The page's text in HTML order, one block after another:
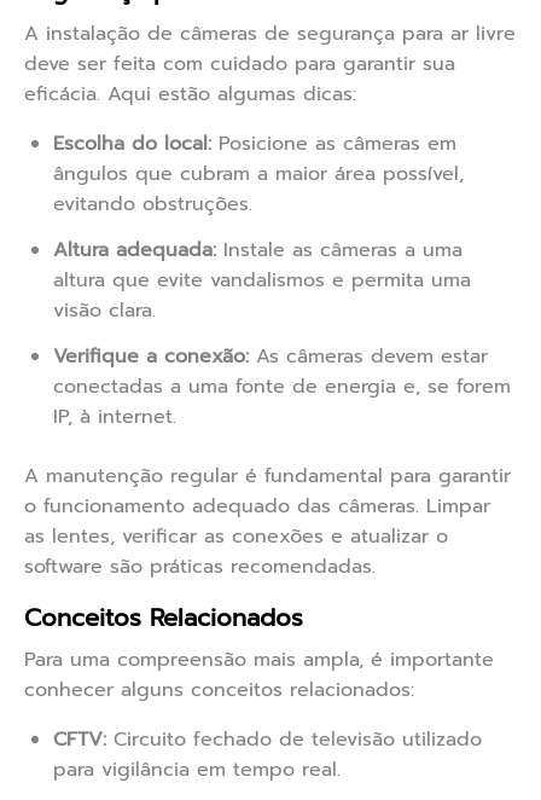
A instalação de câmeras de segurança para ar livre
deve ser feita com cuidado para garantir sua
eficácia. Aqui estão algumas dicas:
Escolha do local: Posicione as câmeras em
ângulos que cubram a maior área possível,
evitando obstruções.
Altura adequada: Instale as câmeras a uma
altura que evite vandalismos e permita uma
visão clara.
Verifique a conexão: As câmeras devem estar
conectadas a uma fonte de energia e, se forem
IP, à internet.
A manutenção regular é fundamental para garantir
o funcionamento adequado das câmeras. Limpar
as lentes, verificar as conexões e atualizar o
software são práticas recomendadas.
Conceitos Relacionados
Para uma compreensão mais ampla, é importante
conhecer alguns conceitos relacionados:
CFTV: Circuito fechado de televisão utilizado
para vigilância em tempo real.